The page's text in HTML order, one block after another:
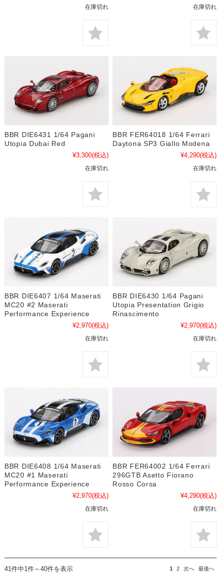
在庫切れ 在庫切れ
BBR DIE6431 1/64 Pagani
Utopia Dubai Red
¥3,300(税込)
在庫切れ
BBR FER64018 1/64 Ferrari
Daytona SP3 Giallo Modena
¥4,290(税込)
在庫切れ
BBR DIE6407 1/64 Maserati
MC20 #2 Maserati
Performance Experience
¥2,970(税込)
在庫切れ
BBR DIE6430 1/64 Pagani
Utopia Presentation Grigio
Rinascimento
¥2,970(税込)
在庫切れ
BBR DIE6408 1/64 Maserati
MC20 #1 Maserati
Performance Experience
¥2,970(税込)
在庫切れ
BBR FER64002 1/64 Ferrari
296GTB Asetto Fiorano
Rosso Corsa
¥4,290(税込)
在庫切れ
41件中1件～40件を表示 1 2 次へ 最後へ